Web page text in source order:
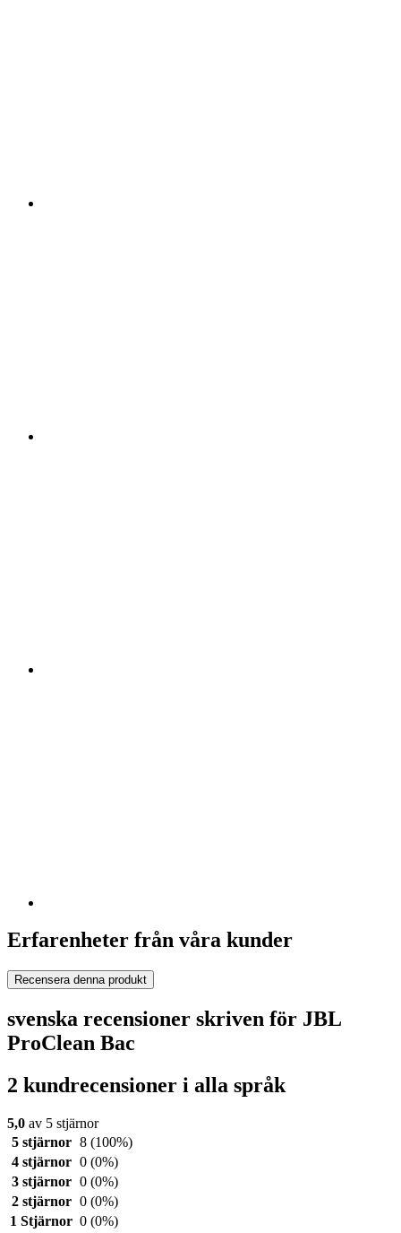
Erfarenheter från våra kunder
Recensera denna produkt
svenska recensioner skriven för JBL
ProClean Bac
2 kundrecensioner i alla språk
5,0 av 5 stjärnor
5 stjärnor 8 (100%)
4 stjärnor 0 (0%)
3 stjärnor 0 (0%)
2 stjärnor 0 (0%)
1 Stjärnor 0 (0%)